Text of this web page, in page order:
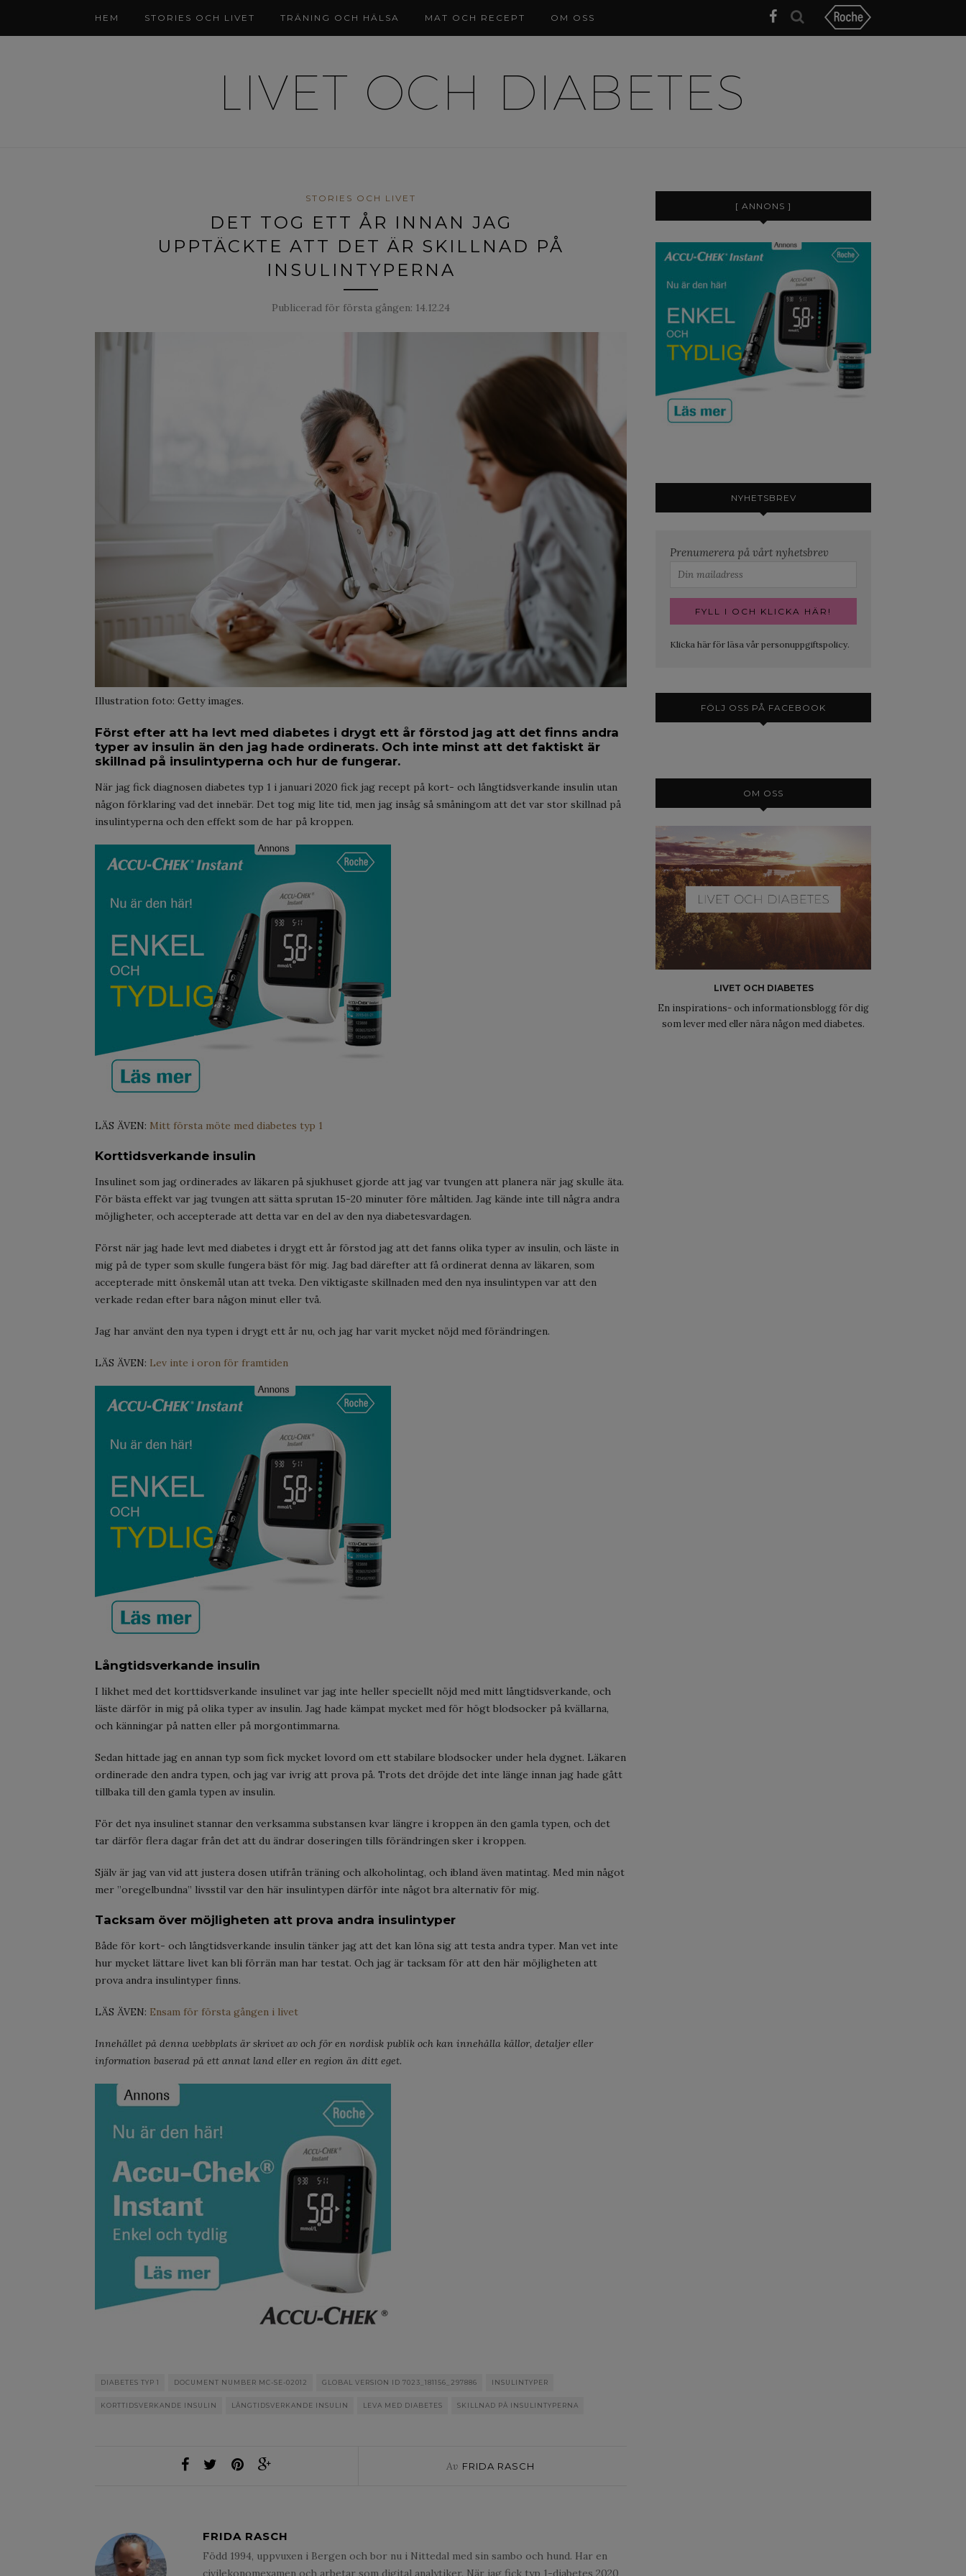
HEM STORIES OCH LIVET TRÄNING OCH HÄLSA MAT OCH RECEPT OM OSS
STORIES OCH LIVET
DET TOG ETT ÅR INNAN JAG
UPPTÄCKTE ATT DET ÄR SKILLNAD PÅ
INSULINTYPERNA
Publicerad för första gången: 14.12.24
Illustration foto: Getty images.
Först efter att ha levt med diabetes i drygt ett år förstod jag att det finns andra
typer av insulin än den jag hade ordinerats. Och inte minst att det faktiskt är
skillnad på insulintyperna och hur de fungerar.
När jag fick diagnosen diabetes typ 1 i januari 2020 fick jag recept på kort- och långtidsverkande insulin utan
någon förklaring vad det innebär. Det tog mig lite tid, men jag insåg så småningom att det var stor skillnad på
insulintyperna och den effekt som de har på kroppen.
LÄS ÄVEN: Mitt första möte med diabetes typ 1
Korttidsverkande insulin
Insulinet som jag ordinerades av läkaren på sjukhuset gjorde att jag var tvungen att planera när jag skulle äta.
För bästa effekt var jag tvungen att sätta sprutan 15-20 minuter före måltiden. Jag kände inte till några andra
möjligheter, och accepterade att detta var en del av den nya diabetesvardagen.
Först när jag hade levt med diabetes i drygt ett år förstod jag att det fanns olika typer av insulin, och läste in
mig på de typer som skulle fungera bäst för mig. Jag bad därefter att få ordinerat denna av läkaren, som
accepterade mitt önskemål utan att tveka. Den viktigaste skillnaden med den nya insulintypen var att den
verkade redan efter bara någon minut eller två.
Jag har använt den nya typen i drygt ett år nu, och jag har varit mycket nöjd med förändringen.
LÄS ÄVEN: Lev inte i oron för framtiden
Långtidsverkande insulin
I likhet med det korttidsverkande insulinet var jag inte heller speciellt nöjd med mitt långtidsverkande, och
läste därför in mig på olika typer av insulin. Jag hade kämpat mycket med för högt blodsocker på kvällarna,
och känningar på natten eller på morgontimmarna.
Sedan hittade jag en annan typ som fick mycket lovord om ett stabilare blodsocker under hela dygnet. Läkaren
ordinerade den andra typen, och jag var ivrig att prova på. Trots det dröjde det inte länge innan jag hade gått
tillbaka till den gamla typen av insulin.
För det nya insulinet stannar den verksamma substansen kvar längre i kroppen än den gamla typen, och det
tar därför flera dagar från det att du ändrar doseringen tills förändringen sker i kroppen.
Själv är jag van vid att justera dosen utifrån träning och alkoholintag, och ibland även matintag. Med min något
mer ”oregelbundna” livsstil var den här insulintypen därför inte något bra alternativ för mig.
Tacksam över möjligheten att prova andra insulintyper
Både för kort- och långtidsverkande insulin tänker jag att det kan löna sig att testa andra typer. Man vet inte
hur mycket lättare livet kan bli förrän man har testat. Och jag är tacksam för att den här möjligheten att
prova andra insulintyper finns.
LÄS ÄVEN: Ensam för första gången i livet
Innehållet på denna webbplats är skrivet av och för en nordisk publik och kan innehålla källor, detaljer eller
information baserad på ett annat land eller en region än ditt eget.
DIABETES TYP 1 DOCUMENT NUMBER MC-SE-02012 GLOBAL VERSION ID 7023_181156_297886 INSULINTYPER
KORTTIDSVERKANDE INSULIN LÅNGTIDSVERKANDE INSULIN LEVA MED DIABETES SKILLNAD PÅ INSULINTYPERNA
Av FRIDA RASCH
FRIDA RASCH
Född 1994, uppvuxen i Bergen och bor nu i Nittedal med sin sambo och hund. Har en
civilekonomexamen och arbetar som digital analytiker. När jag fick typ 1-diabetes 2020
[ ANNONS ]
NYHETSBREV
Prenumerera på vårt nyhetsbrev
Klicka här för läsa vår personuppgiftspolicy.
FÖLJ OSS PÅ FACEBOOK
OM OSS
LIVET OCH DIABETES
En inspirations- och informationsblogg för dig
som lever med eller nära någon med diabetes.